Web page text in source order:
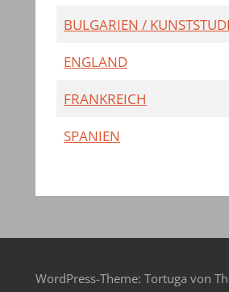
BULGARIEN /
ENGLAND
FRANKREICH
SPANIEN
WordPress-Theme: Tortuga von